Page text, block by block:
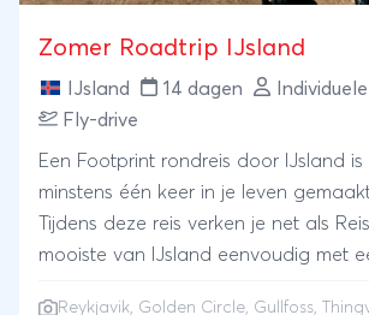
Zomer Roadtrip IJsland
IJsland 14 dagen
Fly-drive
Een Footprint rondreis door IJsland
minstens één keer in je leven
Tijdens deze reis verken je net als
mooiste van IJsland eenvoudig met
Reykjavik, Golden Circle, Gullfoss,